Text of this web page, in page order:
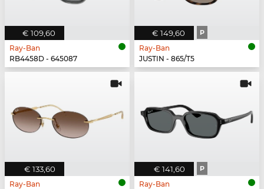
€ 109,60
Ray-Ban
RB4458D - 645087
€ 149,60 P
Ray-Ban
JUSTIN - 865/T5
€ 133,60
Ray-Ban
€ 141,60 P
Ray-Ban